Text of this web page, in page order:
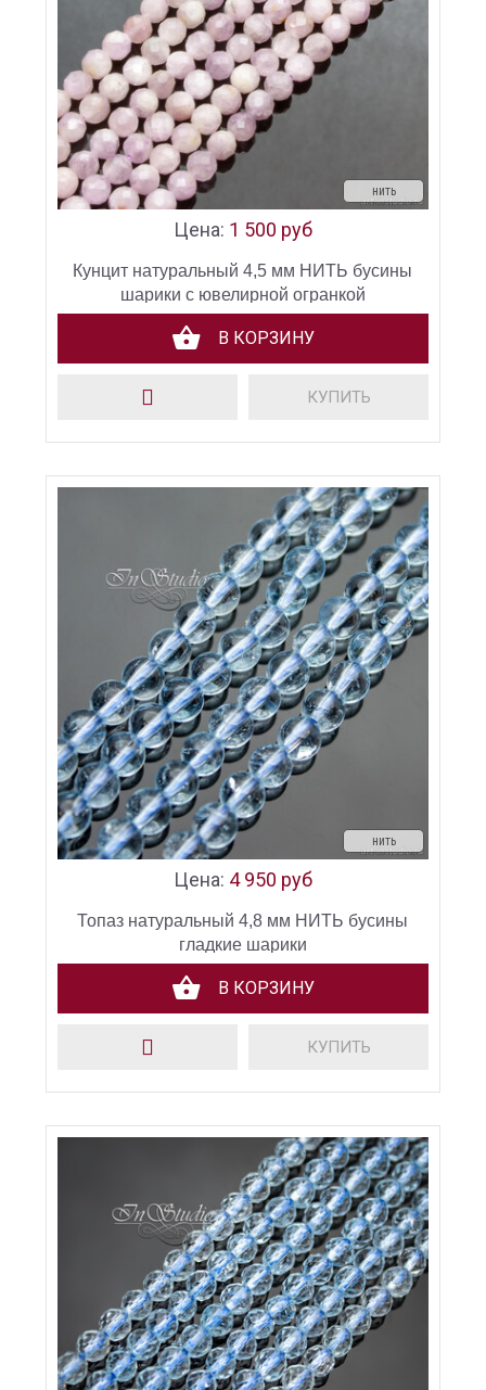
нить
Цена: 1 500 руб
Кунцит натуральный 4,5 мм НИТЬ бусины
шарики с ювелирной огранкой
В КОРЗИНУ
КУПИТЬ
нить
Цена: 4 950 руб
Топаз натуральный 4,8 мм НИТЬ бусины
гладкие шарики
В КОРЗИНУ
КУПИТЬ